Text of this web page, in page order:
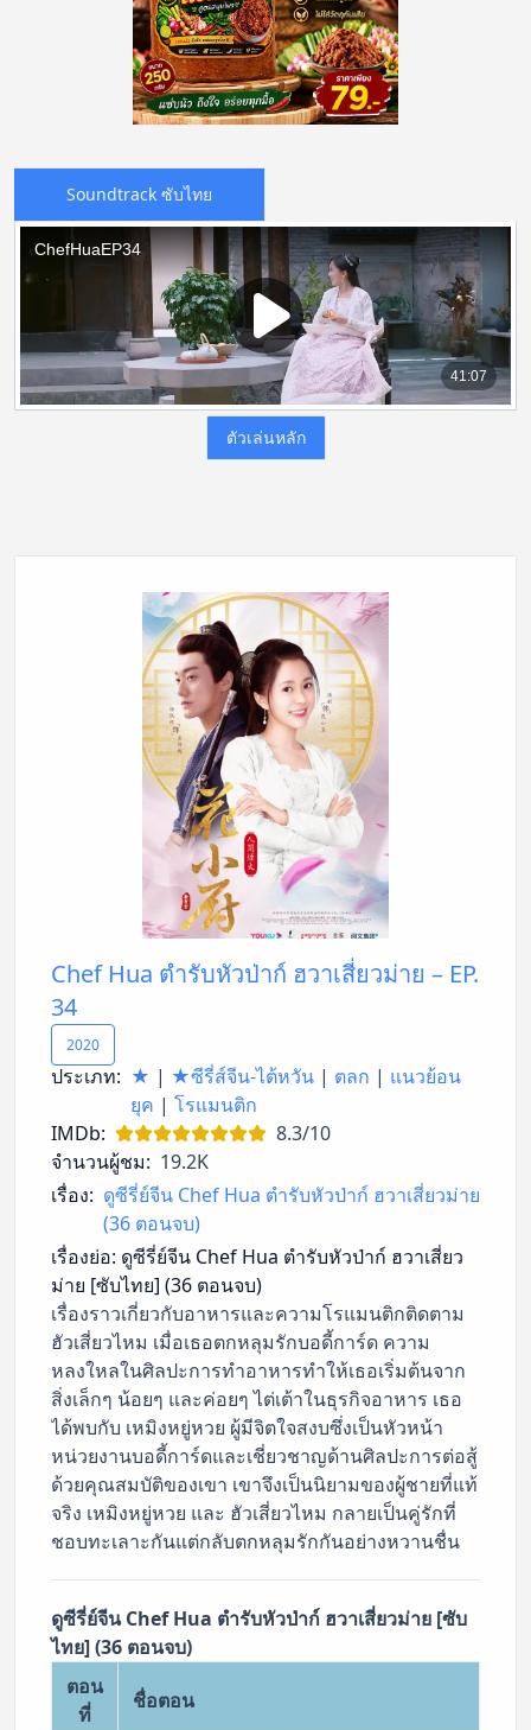
Soundtrack ซับไทย
ตัวเล่นหลัก
Chef Hua ตำรับหัวป่าก์ ฮวาเสี่ยวม่าย – EP.
34
2020
ประเภท: ★ | ★ซีรี่ส์จีน-ไต้หวัน | ตลก | แนวย้อน
ยุค | โรแมนติก
IMDb:
8.3/10
จำนวนผู้ชม: 19.2K
เรื่อง: ดูซีรี่ย์จีน Chef Hua ตำรับหัวป่าก์ ฮวาเสี่ยวม่าย
(36 ตอนจบ)
เรื่องย่อ: ดูซีรี่ย์จีน Chef Hua ตำรับหัวป่าก์ ฮวาเสี่ยว
ม่าย [ซับไทย] (36 ตอนจบ)
เรื่องราวเกี่ยวกับอาหารและความโรแมนติกติดตาม
ฮัวเสี่ยวไหม เมื่อเธอตกหลุมรักบอดี้การ์ด ความ
หลงใหลในศิลปะการทำอาหารทำให้เธอเริ่มต้นจาก
สิ่งเล็กๆ น้อยๆ และค่อยๆ ไต่เต้าในธุรกิจอาหาร เธอ
ได้พบกับ เหมิงหยู่หวย ผู้มีจิตใจสงบซึ่งเป็นหัวหน้า
หน่วยงานบอดี้การ์ดและเชี่ยวชาญด้านศิลปะการต่อสู้
ด้วยคุณสมบัติของเขา เขาจึงเป็นนิยามของผู้ชายที่แท้
จริง เหมิงหยู่หวย และ ฮัวเสี่ยวไหม กลายเป็นคู่รักที่
ชอบทะเลาะกันแต่กลับตกหลุมรักกันอย่างหวานชื่น
ดูซีรี่ย์จีน Chef Hua ตำรับหัวป่าก์ ฮวาเสี่ยวม่าย [ซับ
ไทย] (36 ตอนจบ)
ตอน
ที่
ชื่อตอน